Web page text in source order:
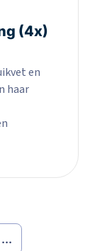
(4x)
en
haar
...